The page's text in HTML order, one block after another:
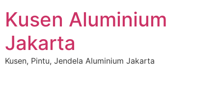
Kusen Aluminium
Jakarta
Kusen, Pintu, Jendela Aluminium Jakarta